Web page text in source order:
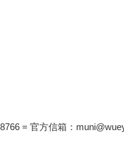
= 官方信箱：